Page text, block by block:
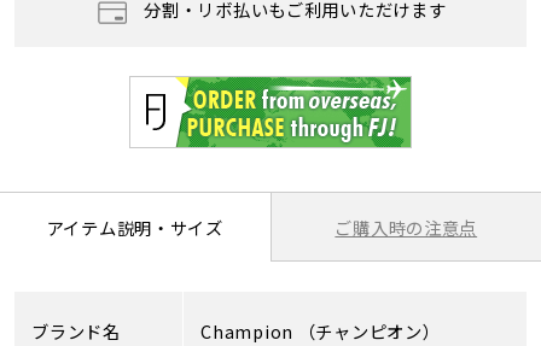
分割・リボ払いもご利用いただけます
アイテム説明・サイズ ご購入時の注意点
ブランド名 Champion （チャンピオン）